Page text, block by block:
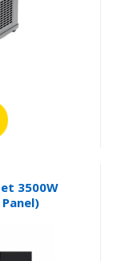
3500W